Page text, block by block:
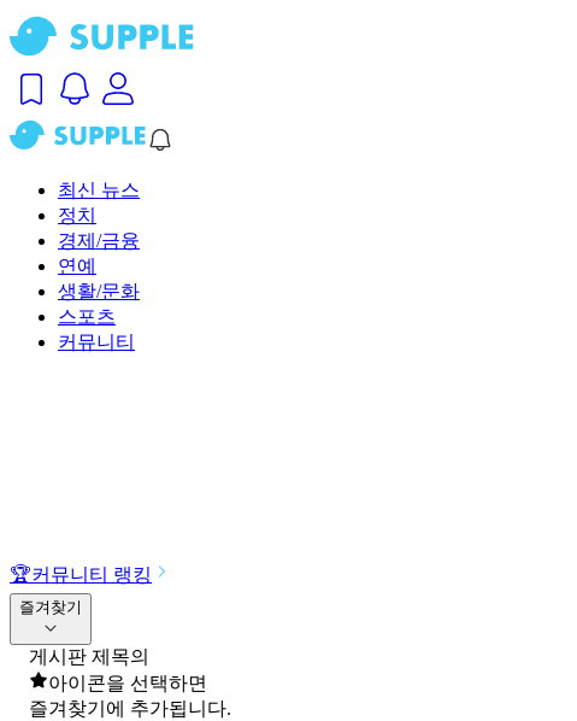
최신 뉴스
정치
경제/금융
연예
생활/문화
스포츠
커뮤니티
🏆커뮤니티 랭킹
즐겨찾기
게시판 제목의
아이콘을 선택하면
즐겨찾기에 추가됩니다.